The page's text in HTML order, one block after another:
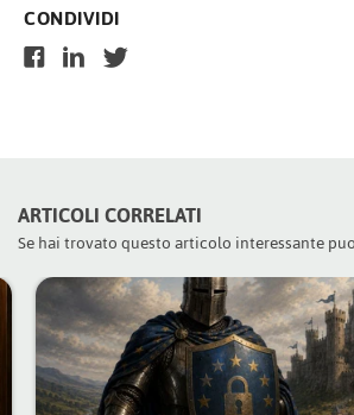
CONDIVIDI
ARTICOLI CORRELATI
Se hai trovato questo articolo interessante